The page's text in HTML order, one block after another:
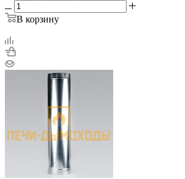
В корзину